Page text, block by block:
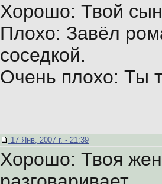
Хорошо: Твой сын
Плохо: Завёл
соседкой.
Очень плохо: Ты
17 Янв, 2007 г. - 21:39
Хорошо: Твоя